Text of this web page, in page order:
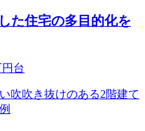
た住宅の多目的化を
台